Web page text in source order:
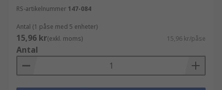
RS-artikelnummer 147-084
Antal (1 påse med 5 enheter)
15,96 kr(exkl. moms) 15,96 kr/påse
Antal